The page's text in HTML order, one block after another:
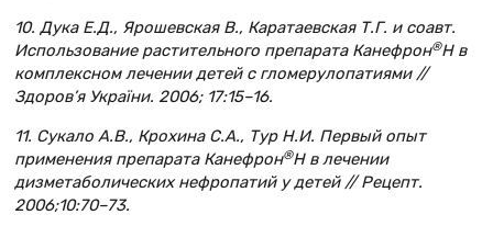
10. Дука Е.Д., Ярошевская В., Каратаевская Т.Г. и соавт.
Использование растительного препарата Канефрон®Н в
комплексном лечении детей с гломерулопатиями //
Здоров’я України. 2006; 17:15–16.
11. Сукало А.В., Крохина С.А., Тур Н.И. Первый опыт
применения препарата Канефрон®Н в лечении
дизметаболических нефропатий у детей // Рецепт.
2006;10:70–73.